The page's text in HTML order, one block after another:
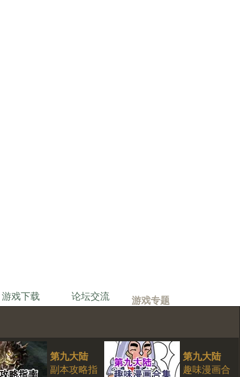
游戏下载 论坛交流 游戏专题
第九大陆
副本攻略指
第九大陆
趣味漫画合